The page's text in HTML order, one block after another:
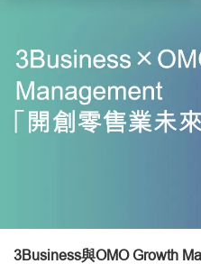
3Business與OMO Growth